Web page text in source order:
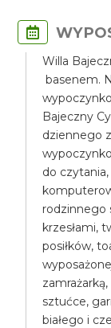
Willa
basenem.
Bajeczny
dziennego
do
rodzinnego
krzesłami,
posiłków,
sztućce,
białego i